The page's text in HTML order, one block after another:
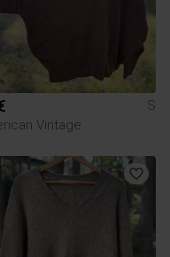
S
Vintage